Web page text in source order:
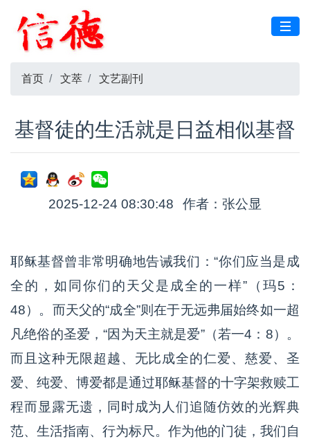
首页 文萃 文艺副刊
基督徒的生活就是日益相似基督
2025-12-24 08:30:48 作者：张公显
耶稣基督曾非常明确地告诫我们：“你们应当是成
全的，如同你们的天父是成全的一样”（玛5：
48）。而天父的“成全”则在于无远弗届始终如一超
凡绝俗的圣爱，“因为天主就是爱”（若一4：8）。
而且这种无限超越、无比成全的仁爱、慈爱、圣
爱、纯爱、博爱都是通过耶稣基督的十字架救赎工
程而显露无遗，同时成为人们追随仿效的光辉典
范、生活指南、行为标尺。作为他的门徒，我们自